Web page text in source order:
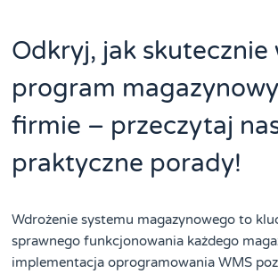
Odkryj, jak skutecznie
program
firmie – przeczytaj
praktyczne porady!
Wdrożenie systemu magazynowego to
sprawnego funkcjonowania każdego
implementacja oprogramowania WMS